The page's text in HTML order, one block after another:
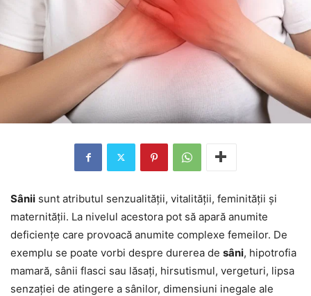
Sânii sunt atributul senzualității, vitalității, feminității și
maternității. La nivelul acestora pot să apară anumite
deficiențe care provoacă anumite complexe femeilor. De
exemplu se poate vorbi despre durerea de sâni, hipotrofia
mamară, sânii flasci sau lăsați, hirsutismul, vergeturi, lipsa
senzației de atingere a sânilor, dimensiuni inegale ale